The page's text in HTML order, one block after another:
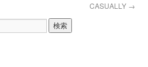
CASUALLY →